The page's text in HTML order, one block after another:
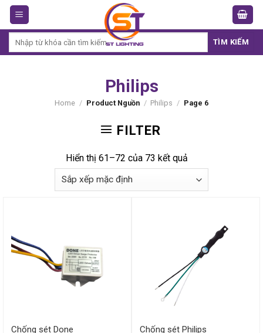
Skip
content
TÌM KIẾM
Philips
Home / Product Nguồn / Philips / Page 6
FILTER
Hiển thị 61–72 của 73 kết quả
Chống sét Done Chống sét Philips